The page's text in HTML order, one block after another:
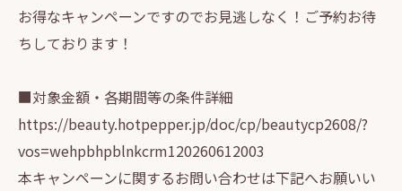
お得なキャンペーンですのでお見逃しなく！ご予約お待
ちしております！
■対象金額・各期間等の条件詳細
https://beauty.hotpepper.jp/doc/cp/beautycp2608/?
vos=wehpbhpblnkcrm120260612003
本キャンペーンに関するお問い合わせは下記へお願いい